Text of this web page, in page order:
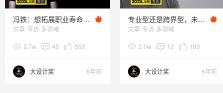
冯铁：想拓展职业寿命，我有些建议送给你
文章-专访-多领域
2.7w 45 559
大设计奖 6年前
专业型还是跨界型，未来，什么样的设计思维更重要？
文章-专访-多领域
2.0w 12 183
大设计奖 6年前